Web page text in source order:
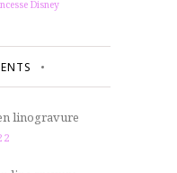
Disney
linogravure